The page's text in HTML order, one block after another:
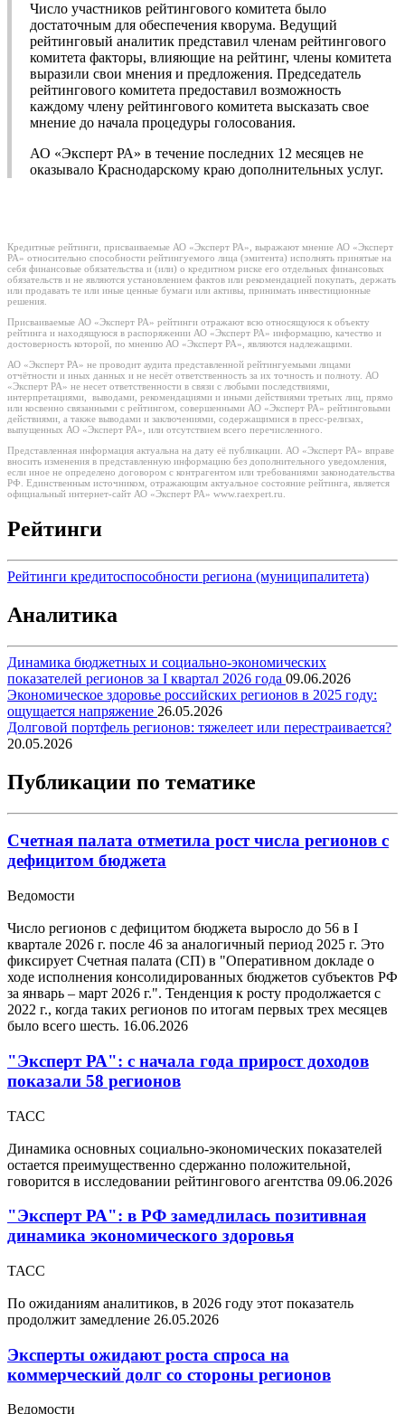
Число участников рейтингового комитета было
достаточным для обеспечения кворума. Ведущий
рейтинговый аналитик представил членам рейтингового
комитета факторы, влияющие на рейтинг, члены комитета
выразили свои мнения и предложения. Председатель
рейтингового комитета предоставил возможность
каждому члену рейтингового комитета высказать свое
мнение до начала процедуры голосования.
АО «Эксперт РА» в течение последних 12 месяцев не
оказывало Краснодарскому краю дополнительных услуг.
Кредитные рейтинги, присваиваемые АО «Эксперт РА», выражают мнение АО «Эксперт
РА» относительно способности рейтингуемого лица (эмитента) исполнять принятые на
себя финансовые обязательства и (или) о кредитном риске его отдельных финансовых
обязательств и не являются установлением фактов или рекомендацией покупать, держать
или продавать те или иные ценные бумаги или активы, принимать инвестиционные
решения.
Присваиваемые АО «Эксперт РА» рейтинги отражают всю относящуюся к объекту
рейтинга и находящуюся в распоряжении АО «Эксперт РА» информацию, качество и
достоверность которой, по мнению АО «Эксперт РА», являются надлежащими.
АО «Эксперт РА» не проводит аудита представленной рейтингуемыми лицами
отчётности и иных данных и не несёт ответственность за их точность и полноту. АО
«Эксперт РА» не несет ответственности в связи с любыми последствиями,
интерпретациями, выводами, рекомендациями и иными действиями третьих лиц, прямо
или косвенно связанными с рейтингом, совершенными АО «Эксперт РА» рейтинговыми
действиями, а также выводами и заключениями, содержащимися в пресс-релизах,
выпущенных АО «Эксперт РА», или отсутствием всего перечисленного.
Представленная информация актуальна на дату её публикации. АО «Эксперт РА» вправе
вносить изменения в представленную информацию без дополнительного уведомления,
если иное не определено договором с контрагентом или требованиями законодательства
РФ. Единственным источником, отражающим актуальное состояние рейтинга, является
официальный интернет-сайт АО «Эксперт РА» www.raexpert.ru.
Рейтинги
Рейтинги кредитоспособности региона (муниципалитета)
Аналитика
Динамика бюджетных и социально-экономических
показателей регионов за I квартал 2026 года 09.06.2026
Экономическое здоровье российских регионов в 2025 году:
ощущается напряжение 26.05.2026
Долговой портфель регионов: тяжелеет или перестраивается?
20.05.2026
Публикации по тематике
Счетная палата отметила рост числа регионов с
дефицитом бюджета
Ведомости
Число регионов с дефицитом бюджета выросло до 56 в I
квартале 2026 г. после 46 за аналогичный период 2025 г. Это
фиксирует Счетная палата (СП) в "Оперативном докладе о
ходе исполнения консолидированных бюджетов субъектов РФ
за январь – март 2026 г.". Тенденция к росту продолжается с
2022 г., когда таких регионов по итогам первых трех месяцев
было всего шесть. 16.06.2026
"Эксперт РА": с начала года прирост доходов
показали 58 регионов
ТАСС
Динамика основных социально-экономических показателей
остается преимущественно сдержанно положительной,
говорится в исследовании рейтингового агентства 09.06.2026
"Эксперт РА": в РФ замедлилась позитивная
динамика экономического здоровья
ТАСС
По ожиданиям аналитиков, в 2026 году этот показатель
продолжит замедление 26.05.2026
Эксперты ожидают роста спроса на
коммерческий долг со стороны регионов
Ведомости